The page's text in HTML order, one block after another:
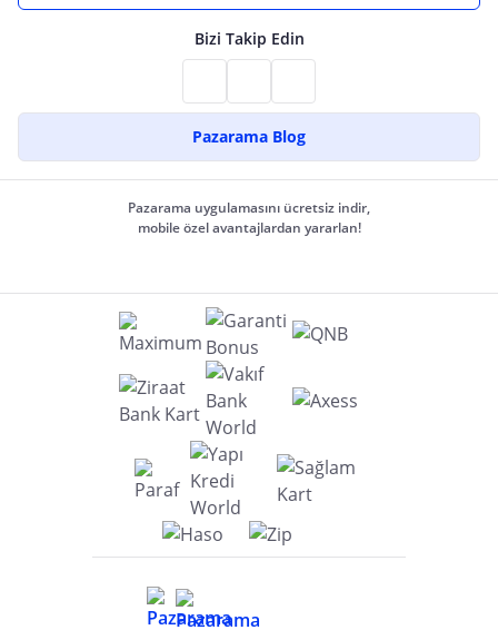
Bizi Takip Edin
Pazarama Blog
Pazarama uygulamasını ücretsiz indir,
mobile özel avantajlardan yararlan!